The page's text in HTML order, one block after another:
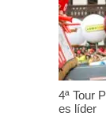
4ª Tour
es líder